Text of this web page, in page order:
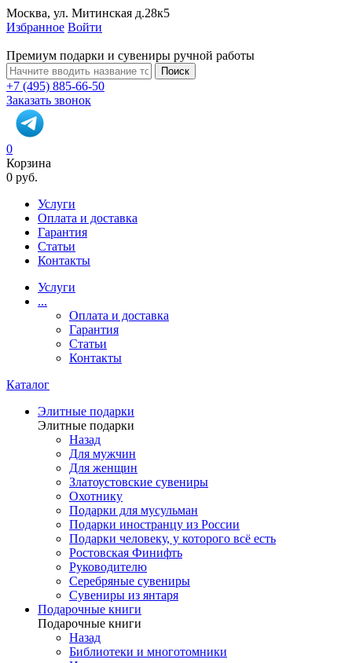
Москва, ул. Митинская д.28к5
Избранное Войти
Премиум подарки и сувениры ручной работы
Поиск
+7 (495) 885-66-50
Заказать звонок
0
Корзина
0 руб.
Услуги
Оплата и доставка
Гарантия
Статьи
Контакты
Услуги
...
Оплата и доставка
Гарантия
Статьи
Контакты
Каталог
Элитные подарки
Элитные подарки
Назад
Для мужчин
Для женщин
Златоустовские сувениры
Охотнику
Подарки для мусульман
Подарки иностранцу из России
Подарки человеку, у которого всё есть
Ростовская Финифть
Руководителю
Серебряные сувениры
Сувениры из янтаря
Подарочные книги
Подарочные книги
Назад
Библиотеки и многотомники